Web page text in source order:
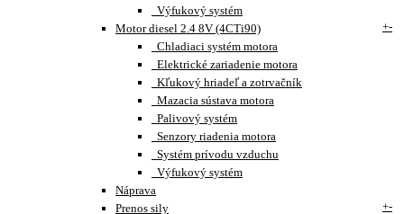
Výfukový systém
Motor diesel 2.4 8V (4CTi90)
+-
Chladiaci systém motora
Elektrické zariadenie motora
Kľukový hriadeľ a zotrvačník
Mazacia sústava motora
Palivový systém
Senzory riadenia motora
Systém prívodu vzduchu
Výfukový systém
Náprava
Prenos sily
+-